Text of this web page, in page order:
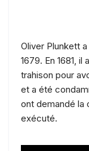
Oliver Plunkett
1679. En 1681,
trahison pour
et a été
ont demandé la
exécuté.